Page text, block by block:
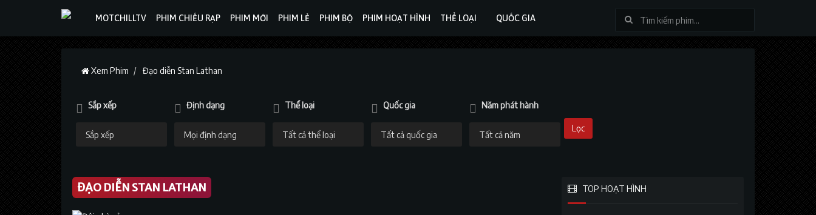
MOTCHILLTV PHIM CHIẾU RẠP PHIM MỚI PHIM LẺ PHIM BỘ PHIM HOẠT HÌNH THỂ LOẠI QUỐC GIA
Xem Phim Đạo diễn Stan Lathan
Sắp xếp Định dạng Thể loại Quốc gia Năm phát hành
Lọc
ĐẠO DIỄN STAN LATHAN TOP HOẠT HÌNH